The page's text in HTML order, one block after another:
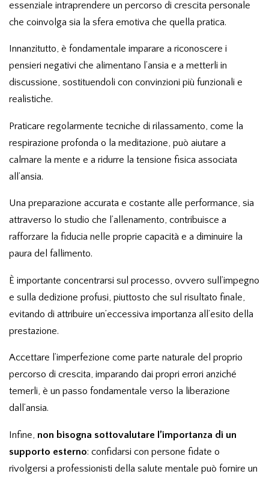
essenziale intraprendere un percorso di crescita personale
che coinvolga sia la sfera emotiva che quella pratica.
Innanzitutto, è fondamentale imparare a riconoscere i
pensieri negativi che alimentano l’ansia e a metterli in
discussione, sostituendoli con convinzioni più funzionali e
realistiche.
Praticare regolarmente tecniche di rilassamento, come la
respirazione profonda o la meditazione, può aiutare a
calmare la mente e a ridurre la tensione fisica associata
all’ansia.
Una preparazione accurata e costante alle performance, sia
attraverso lo studio che l’allenamento, contribuisce a
rafforzare la fiducia nelle proprie capacità e a diminuire la
paura del fallimento.
È importante concentrarsi sul processo, ovvero sull’impegno
e sulla dedizione profusi, piuttosto che sul risultato finale,
evitando di attribuire un’eccessiva importanza all’esito della
prestazione.
Accettare l’imperfezione come parte naturale del proprio
percorso di crescita, imparando dai propri errori anziché
temerli, è un passo fondamentale verso la liberazione
dall’ansia.
Infine, non bisogna sottovalutare l’importanza di un
supporto esterno: confidarsi con persone fidate o
rivolgersi a professionisti della salute mentale può fornire un